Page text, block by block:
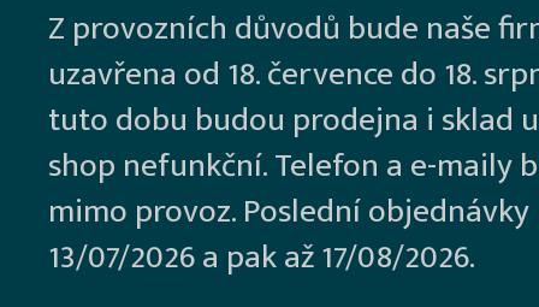
Z provozních důvodů bude naše
uzavřena od 18. července do 18.
tuto dobu budou prodejna i sklad
shop nefunkční. Telefon a e-maily
mimo provoz. Poslední
13/07/2026 a pak až 17/08/2026.